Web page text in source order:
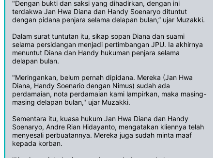
"Dengan bukti dan saksi yang dihadirkan, dengan ini
terdakwa Jan Hwa Diana dan Handy Soenaryo dituntut
dengan pidana penjara selama delapan bulan,” ujar Muzakki.
Dalam surat tuntutan itu, sikap sopan Diana dan suami
selama persidangan menjadi pertimbangan JPU. Ia akhirnya
menuntut Diana dan Handy hukuman penjara selama
delapan bulan.
"Meringankan, belum pernah dipidana. Mereka (Jan Hwa
Diana, Handy Soenario dengan Nimus) sudah ada
perdamaian, nota perdamaian kami lampirkan, maka masing-
masing delapan bulan," ujar Muzakki.
Sementara itu, kuasa hukum Jan Hwa Diana dan Handy
Soenaryo, Andre Rian Hidayanto, mengatakan kliennya telah
menyesali perbuatannya. Mereka juga sudah minta maaf
kepada korban.